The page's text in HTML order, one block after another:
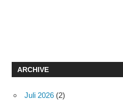
ARCHIVE
Juli 2026 (2)